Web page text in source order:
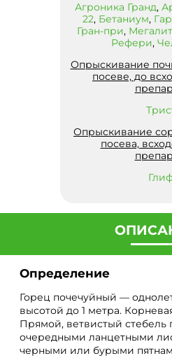
Агроника Гранд,
22, Бетаниум,
Гран-при, Мегалит
Рефери,
Опрыскивание
посеве, до
Опрыскивание
посева,
Определение
Горец почечуйный —
высотой до 1 метра.
Прямой, ветвистый
очередными ланцетными
черными или бурыми